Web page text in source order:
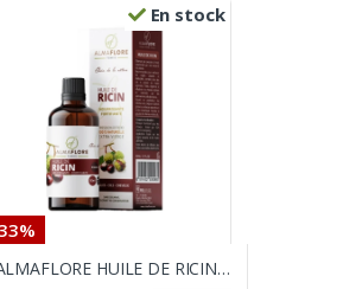
En stock
ALMAFLORE HUILE DE RICIN BIO 50ML